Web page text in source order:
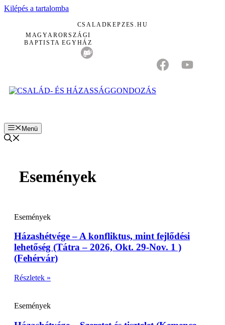
Kilépés a tartalomba
CSALADKEPZES.HU
MAGYARORSZÁGI
BAPTISTA EGYHÁZ
Menü
Események
Események
Házashétvége – A konfliktus, mint fejlődési
lehetőség (Tátra – 2026, Okt. 29-Nov. 1 )
(Fehérvár)
Részletek »
Események